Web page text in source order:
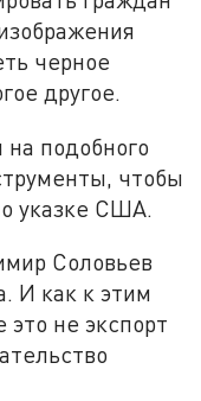
черное
другое.
подобного
чтобы
указке США.
Соловьев
И как к этим
это не экспорт